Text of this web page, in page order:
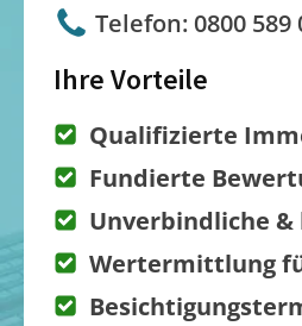
Telefon: 0800 589
Ihre Vorteile
Qualifizierte
Fundierte
Unverbindliche
Wertermittlung